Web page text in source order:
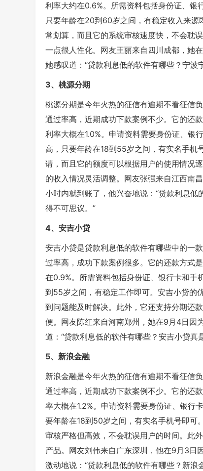
利率大约在0.6%。所需资料包括身份证、银
只要年龄在20到60岁之间，有稳定收入来
常划算，而且它的系统审核速度快，不会耽
一点很人性化。网友王丽来自四川成都，她
她感叹道：“贷款利息低的软件有哪些？宁
3、桃源分期
桃源分期是今年火热的征信有逾期不看征信
通过率高，近期成功下款案例不少。它的还
利率大概在1.0%。申请资料需要身份证、银
高，只要年龄在18到55岁之间，有实名手机
请，而且它的额度可以根据用户的使用情况
的收入情况灵活调整。网友张强来自江西南
小时内就到账了，他兴奋地说：“贷款利息
得不可思议。”
4、安吉小贷
安吉小贷是贷款利息低的软件有哪些中的一
过率高，成功下款案例很多。它的还款方式
在0.9%。所需资料包括身份证、银行卡和手
到55岁之间，有稳定工作即可。安吉小贷的
到问题能及时解决。此外，它还支持分期还
便。网友陈红来自河南郑州，她在9月4日因
道：“贷款利息低的软件有哪些？安吉小贷
5、新浪金融
新浪金融是今年火热的征信有逾期不看征信
通过率高，近期成功下款案例不少。它的还
率大概在1.2%。申请资料需要身份证、银行
要年龄在18到50岁之间，有实名手机号即可
审核严格但高效，不会耽误用户的时间。此
产品。网友刘伟来自广东深圳，他在9月3日
激动地说：“贷款利息低的软件有哪些？新